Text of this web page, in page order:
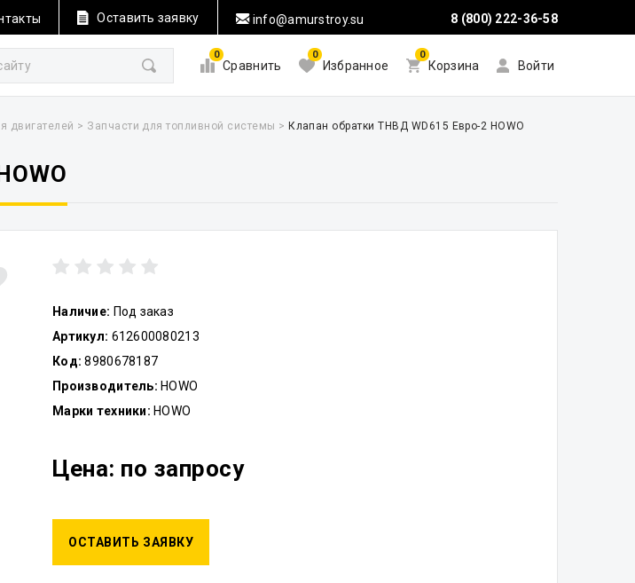
Оставить заявку info@amurstroy.su 8 (800) 222-36-58
0
Сравнить
0
Избранное
0
Корзина Войти
двигателей > Запчасти для топливной системы > Клапан обратки ТНВД WD615 Евро-2 HOWO
Наличие: Под заказ
Артикул: 612600080213
Код: 8980678187
Производитель: HOWO
Марки техники: HOWO
Цена: по запросу
ОСТАВИТЬ ЗАЯВКУ